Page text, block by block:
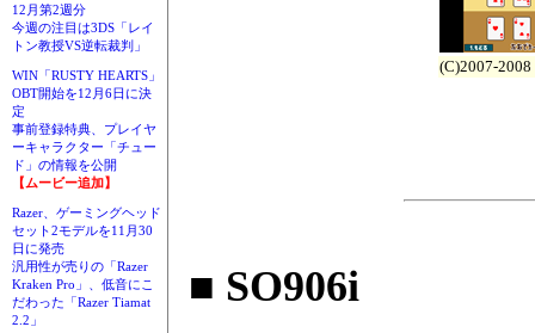
12月第2週分
今週の注目は3DS「レイ
トン教授VS逆転裁判」
WIN「RUSTY HEARTS」
OBT開始を12月6日に決
定
事前登録特典、プレイヤ
ーキャラクター「チュー
ド」の情報を公開
【ムービー追加】
Razer、ゲーミングヘッド
セット2モデルを11月30
日に発売
汎用性が売りの「Razer
Kraken Pro」、低音にこ
だわった「Razer Tiamat
2.2」
(C)2007-
■ SO906i